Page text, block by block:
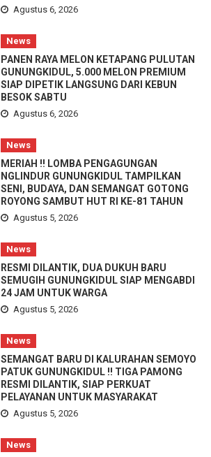
Agustus 6, 2026
News
PANEN RAYA MELON KETAPANG PULUTAN
GUNUNGKIDUL, 5.000 MELON PREMIUM
SIAP DIPETIK LANGSUNG DARI KEBUN
BESOK SABTU
Agustus 6, 2026
News
MERIAH !! LOMBA PENGAGUNGAN
NGLINDUR GUNUNGKIDUL TAMPILKAN
SENI, BUDAYA, DAN SEMANGAT GOTONG
ROYONG SAMBUT HUT RI KE-81 TAHUN
Agustus 5, 2026
News
RESMI DILANTIK, DUA DUKUH BARU
SEMUGIH GUNUNGKIDUL SIAP MENGABDI
24 JAM UNTUK WARGA
Agustus 5, 2026
News
SEMANGAT BARU DI KALURAHAN SEMOYO
PATUK GUNUNGKIDUL !! TIGA PAMONG
RESMI DILANTIK, SIAP PERKUAT
PELAYANAN UNTUK MASYARAKAT
Agustus 5, 2026
News